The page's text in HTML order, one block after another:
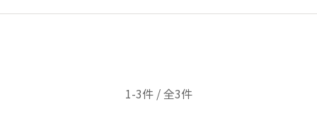
1-3件 / 全3件